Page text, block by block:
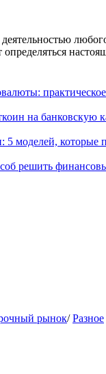
определяться
практическое
на банковскую
5 моделей, которые
решить
рынок/Разное